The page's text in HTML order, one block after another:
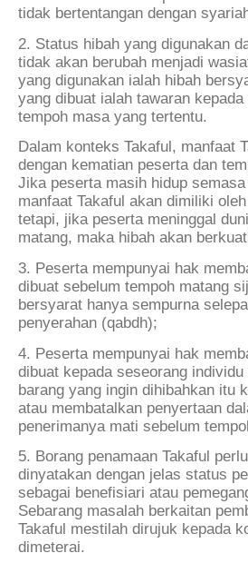
tidak bertentangan dengan
2. Status hibah yang digunakan
tidak akan berubah menjadi
yang digunakan ialah hibah
yang dibuat ialah tawaran
tempoh masa yang tertentu.
Dalam konteks Takaful, manfaat
dengan kematian peserta dan
Jika peserta masih hidup
manfaat Takaful akan dimiliki
tetapi, jika peserta meninggal
matang, maka hibah akan
3. Peserta mempunyai hak
dibuat sebelum tempoh matang
bersyarat hanya sempurna
penyerahan (qabdh);
4. Peserta mempunyai hak
dibuat kepada seseorang
barang yang ingin dihibahkan itu
atau membatalkan penyertaan
penerimanya mati sebelum
5. Borang penamaan Takaful
dinyatakan dengan jelas status
sebagai benefisiari atau
Sebarang masalah berkaitan
Takaful mestilah dirujuk kepada
dimeterai.